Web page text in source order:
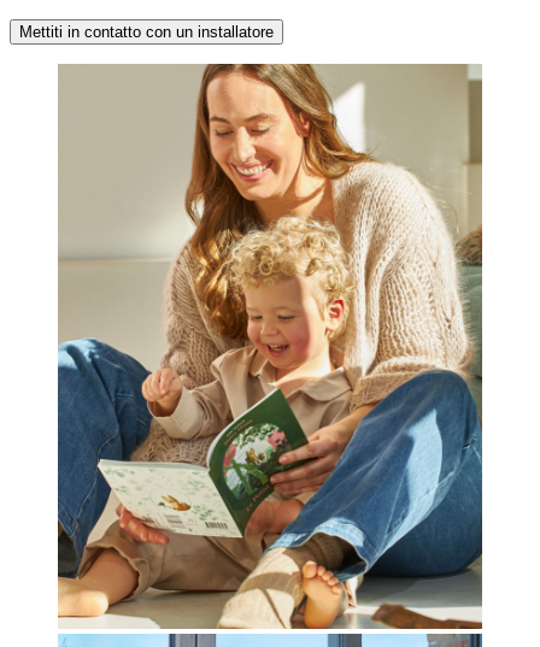
Mettiti in contatto con un installatore